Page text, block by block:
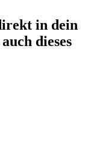
in dein
dieses